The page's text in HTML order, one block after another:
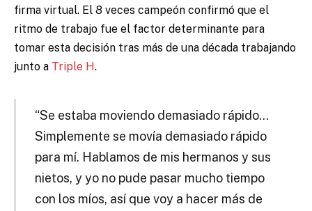
firma virtual. El 8 veces campeón confirmó que el
ritmo de trabajo fue el factor determinante para
tomar esta decisión tras más de una década trabajando
junto a Triple H.
“Se estaba moviendo demasiado rápido…
Simplemente se movía demasiado rápido
para mí. Hablamos de mis hermanos y sus
nietos, y yo no pude pasar mucho tiempo
con los míos, así que voy a hacer más de